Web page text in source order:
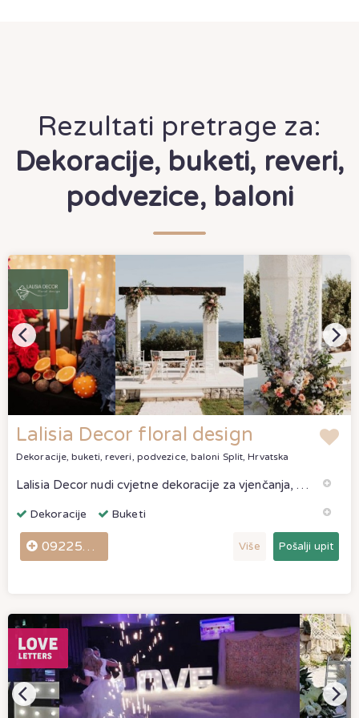
Rezultati pretrage za:
Dekoracije, buketi, reveri,
podvezice, baloni
Lalisia Decor floral design
Dekoracije, buketi, reveri, podvezice, baloni Split, Hrvatska
Lalisia Decor nudi cvjetne dekoracije za vjenčanja, krštenja, krizme i ostale svečanosti. Izrađujemo bukete, dekoriramo sale, crkve i automobile. Radimo
Dekoracije Buketi
0922540606 Više Pošalji upit